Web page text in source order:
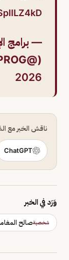
— برامج
(@alekhbariyaPROG)
2026
ناقش الخبر مع
ChatGPT
وَرَد في الخبر
شخصيةصالح